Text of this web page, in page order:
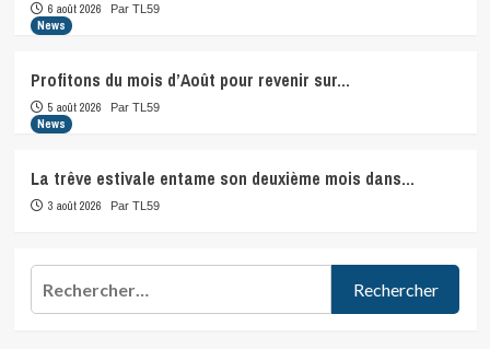
6 août 2026 Par TL59
News
Profitons du mois d’Août pour revenir sur…
5 août 2026 Par TL59
News
La trêve estivale entame son deuxième mois dans…
3 août 2026 Par TL59